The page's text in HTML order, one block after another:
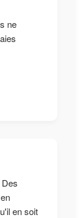
ne
en soit